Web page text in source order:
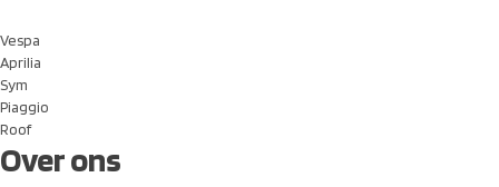
Vespa
Aprilia
Sym
Piaggio
Roof
Over ons